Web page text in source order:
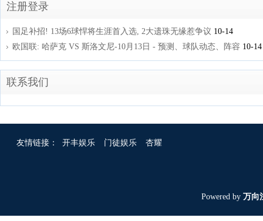
注册登录
国足补招! 13场6球悍将生涯首入选, 2大遗珠无缘惹争议 10-14
欧国联: 哈萨克 VS 斯洛文尼-10月13日 - 预测、球队动态、阵容 10-14
联系我们
友情链接： 开丰娱乐 门徒娱乐 杏耀
Powered by 万向